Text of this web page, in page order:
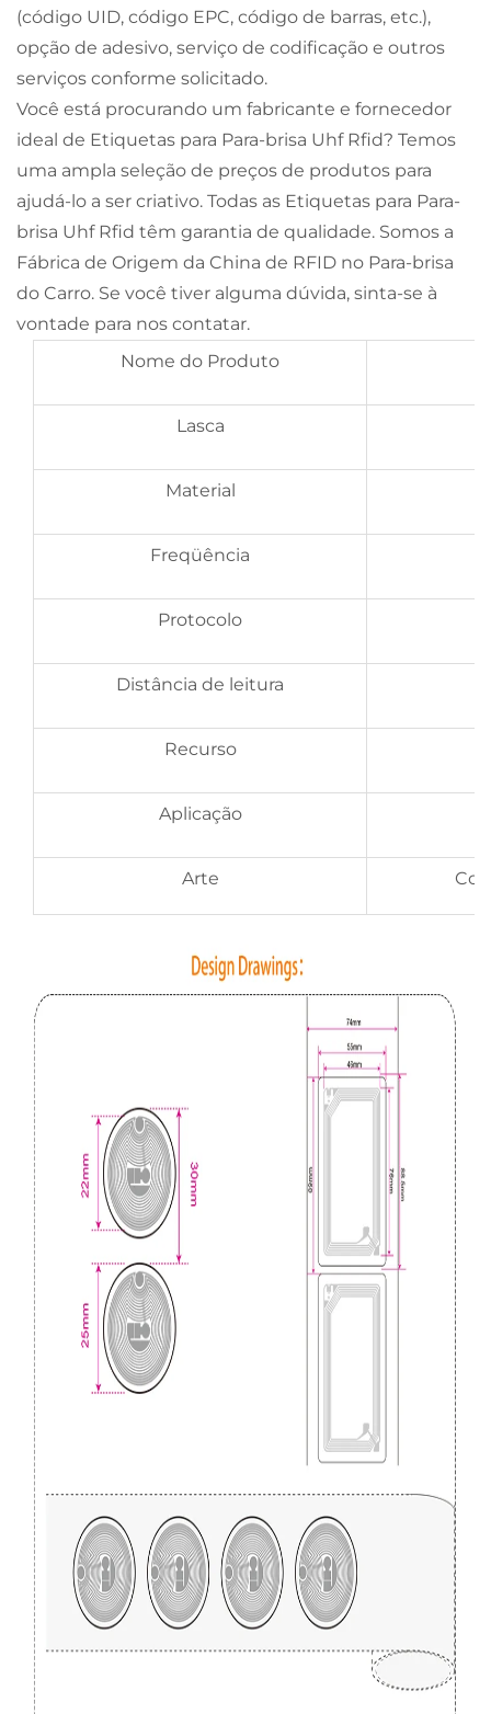
(código UID, código EPC, código de barras, etc.),
opção de adesivo, serviço de codificação e outros
serviços conforme solicitado.
Você está procurando um fabricante e fornecedor
ideal de Etiquetas para Para-brisa Uhf Rfid? Temos
uma ampla seleção de preços de produtos para
ajudá-lo a ser criativo. Todas as Etiquetas para Para-
brisa Uhf Rfid têm garantia de qualidade. Somos a
Fábrica de Origem da China de RFID no Para-brisa
do Carro. Se você tiver alguma dúvida, sinta-se à
vontade para nos contatar.
Nome do Produto
Lasca
Material
Freqüência
Protocolo
Distância de leitura
Recurso
Aplicação
Arte